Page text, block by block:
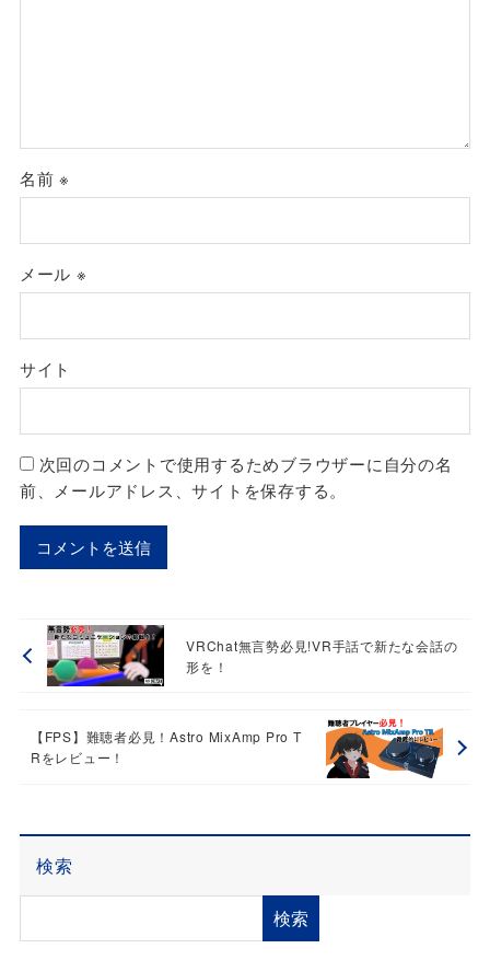
名前※
メール ※
サイト
次回のコメントで使用するためブラウザーに自分の名
前、メールアドレス、サイトを保存する。
VRChat無言勢必見!VR手話で新たな会話の
形を！
【FPS】難聴者必見！Astro MixAmp Pro T
Rをレビュー！
検索
検索